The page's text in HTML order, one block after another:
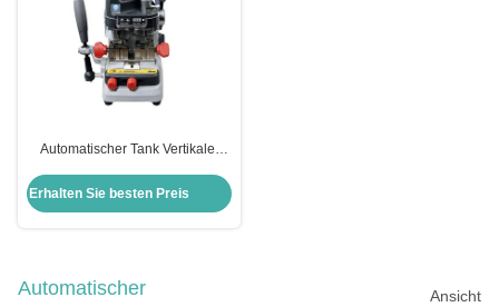
Automatischer Tank Vertikaler
Schlosserwerkzeuge Xhorse
Condox
Erhalten Sie besten Preis
Automatischer
Ansicht